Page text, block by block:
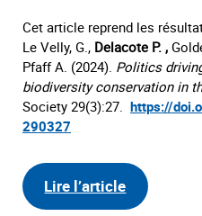
Cet article reprend les
Le Velly, G., Delacote P. ,
Pfaff A. (2024). Politics
biodiversity conservation in
Society 29(3):27. https://
290327
Lire l’article